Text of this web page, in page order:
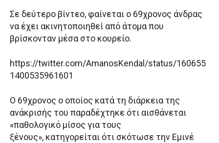
Σε δεύτερο βίντεο, φαίνεται ο 69χρονος άνδρας
να έχει ακινητοποιηθεί από άτομα που
βρίσκονταν μέσα στο κουρείο.
https://twitter.com/AmanosKendal/status/160655
1400535961601
Ο 69χρονος ο οποίος κατά τη διάρκεια της
ανάκρισής του παραδέχτηκε ότι αισθάνεται
«παθολογικό μίσος για τους
ξένους», κατηγορείται ότι σκότωσε την Εμινέ